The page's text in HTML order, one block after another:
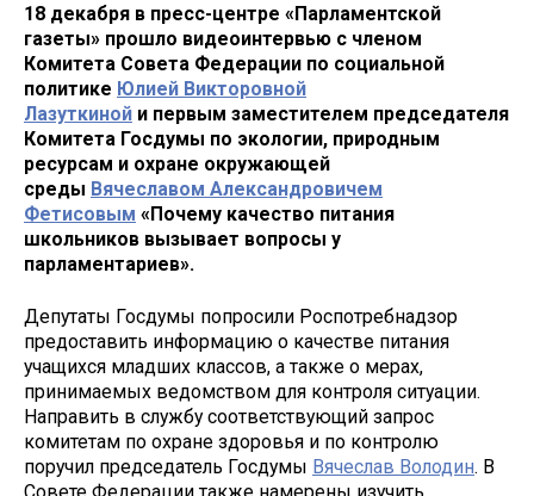
18 декабря в пресс-центре «Парламентской
газеты» прошло видеоинтервью с членом
Комитета Совета Федерации по социальной
политике Юлией Викторовной
Лазуткиной и первым заместителем председателя
Комитета Госдумы по экологии, природным
ресурсам и охране окружающей
среды Вячеславом Александровичем
Фетисовым «Почему качество питания
школьников вызывает вопросы у
парламентариев».
Депутаты Госдумы попросили Роспотребнадзор
предоставить информацию о качестве питания
учащихся младших классов, а также о мерах,
принимаемых ведомством для контроля ситуации.
Направить в службу соответствующий запрос
комитетам по охране здоровья и по контролю
поручил председатель Госдумы Вячеслав Володин. В